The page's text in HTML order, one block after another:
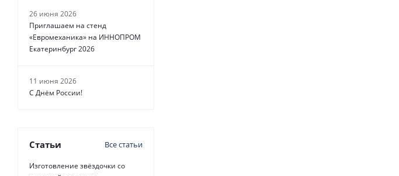
26 июня 2026
Приглашаем на стенд
«Евромеханика» на ИННОПРОМ
Екатеринбург 2026
11 июня 2026
С Днём России!
Статьи Все статьи
Изготовление звёздочки со